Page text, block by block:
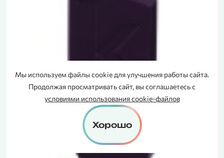
В ПОДАРОК
Мы используем файлы cookie для улучшения работы сайта.
Продолжая просматривать сайт, вы соглашаетесь с
условиями использования cookie-файлов
Хорошо